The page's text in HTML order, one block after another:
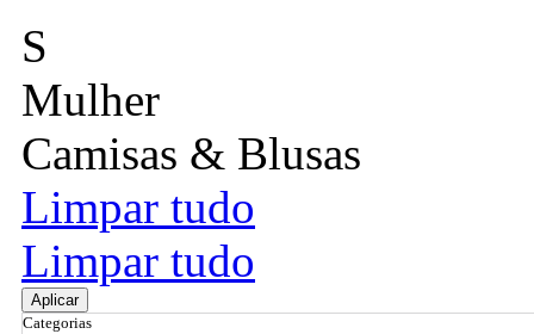
S
Mulher
Camisas & Blusas
Limpar tudo
Limpar tudo
Aplicar
Categorias